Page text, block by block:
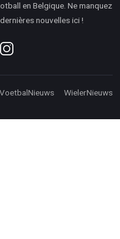
en Belgique. Ne manquez
nouvelles ici !
VoetbalNieuws WielerNieuws